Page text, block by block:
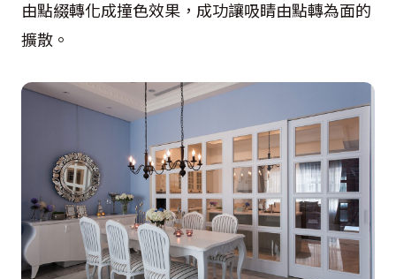
由點綴轉化成撞色效果，成功讓吸睛由點轉為面的
擴散。